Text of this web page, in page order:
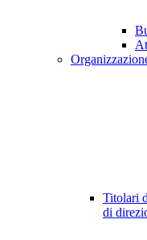
Titolari
di